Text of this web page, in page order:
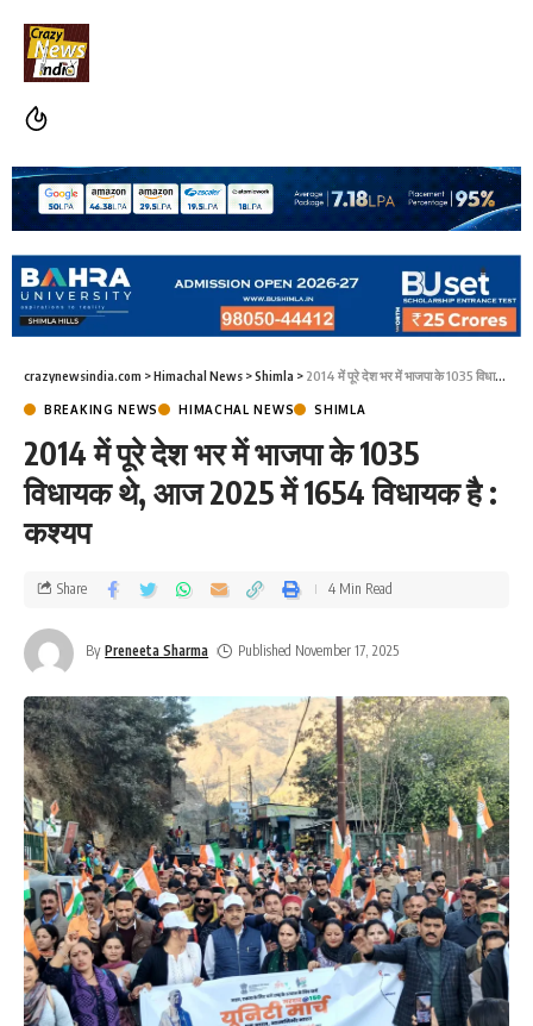
crazynewsindia.com >Himachal News >Shimla > 2014 में पूरे देश भर में भाजपा के 1035 विधायक थे, आज 2025 में 1654 विधायक है : कश्यप
BREAKING NEWS HIMACHAL NEWS SHIMLA
2014 में पूरे देश भर में भाजपा के 1035
विधायक थे, आज 2025 में 1654 विधायक है :
कश्यप
By Preneeta Sharma Published November 17, 2025
Share 4 Min Read